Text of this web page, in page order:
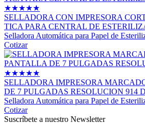
★★★★★
SELLADORA CON IMPRESORA
TICA PARA CENTRAL DE
Selladora Automática para Papel de
Cotizar
★★★★★
SELLADORA IMPRESORA
DE 7 PULGADAS RESOLUCION 914
Selladora Automática para Papel de
Cotizar
Suscríbete a nuestro Newsletter